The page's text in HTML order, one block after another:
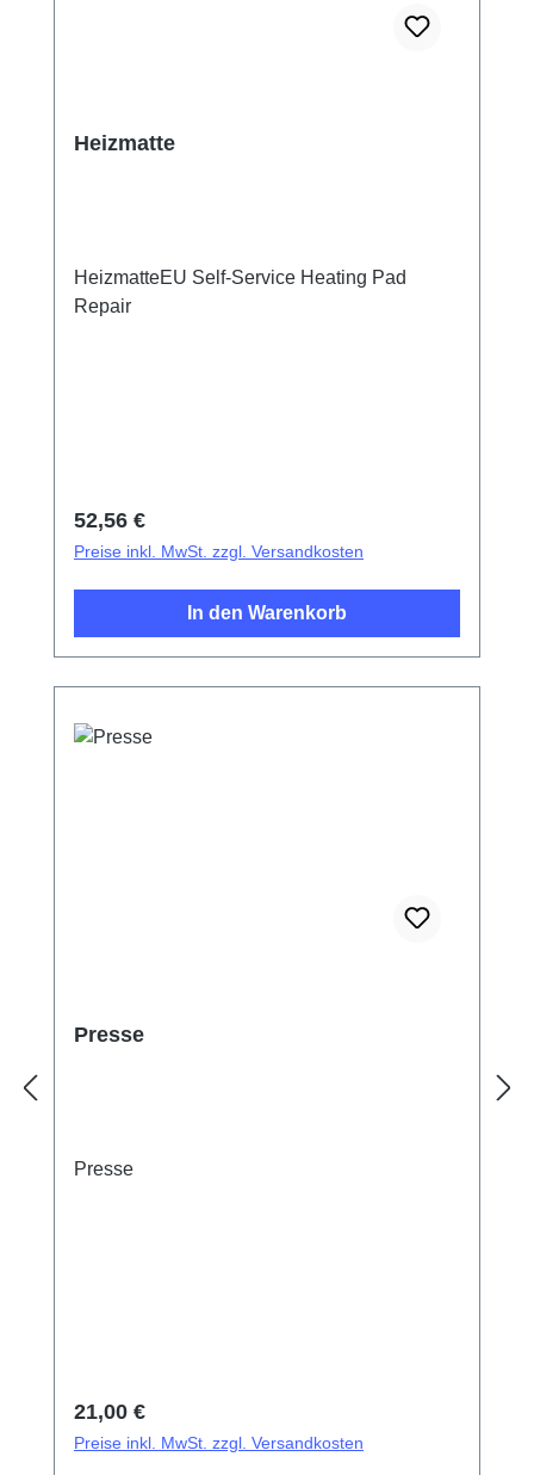
Heizmatte
HeizmatteEU Self-Service Heating Pad
Repair
Regulärer Preis:
52,56 €
Preise inkl. MwSt. zzgl. Versandkosten
In den Warenkorb
Presse
Presse
Regulärer Preis:
21,00 €
Preise inkl. MwSt. zzgl. Versandkosten